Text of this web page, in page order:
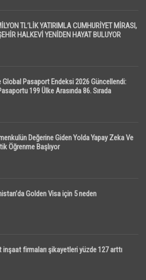
TL’LİK YATIRIMLA CUMHURİYET MİRASI,
HALKEVİ YENİDEN HAYAT BULUYOR
Pasaport Endeksi 2026 Güncellendi:
199 Ülke Arasında 86. Sırada
Değerine Giden Yolda Yapay Zeka Ve
Öğrenme Başlıyor
Golden Visa için 5 neden
inşaat firmaları şikayetleri yüzde 127 arttı